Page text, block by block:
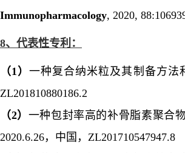
Immunopharmacology, 2020,
8、 代表性专利：
（1 ）一种复合纳米粒及其制备方法
ZL201810880186.2
（2） 一种包封率高的补骨脂素聚合
2020.6.26，中国， ZL201710547947.8